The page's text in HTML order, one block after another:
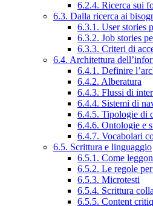
6.2.4. Ricerca sui
6.3. Dalla ricerca ai
6.3.1. User stories
6.3.2. Job stories
6.3.3. Criteri di
6.4. Architettura
6.4.1. Definire
6.4.2. Alberatura
6.4.3. Flussi di
6.4.4. Sistemi di
6.4.5. Tipologie di
6.4.6. Ontologie e
6.4.7. Vocabolari
6.5. Scrittura e linguaggio
6.5.1. Come
6.5.2. Le regole
6.5.3. Microtesti
6.5.4. Scrittura
6.5.5. Content